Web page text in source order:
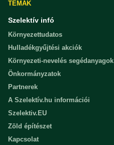
TÉMÁK
Szelektív infó
Környezettudatos
Hulladékgyűjtési akciók
Környezeti-nevelés segédanyagok
Önkormányzatok
Partnerek
A Szelektív.hu információi
Szelektiv.EU
Zöld építészet
Kapcsolat